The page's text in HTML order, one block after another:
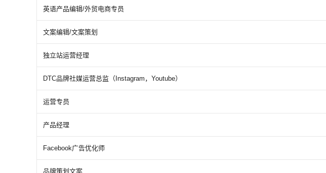
英语产品编辑/外贸电商专员
文案编辑/文案策划
独立站运营经理
DTC品牌社媒运营总监（Instagram，Youtube）
运营专员
产品经理
Facebook广告优化师
品牌策划文案